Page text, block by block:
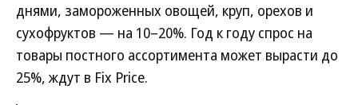
днями, замороженных овощей, круп, орехов и
сухофруктов — на 10–20%. Год к году спрос на
товары постного ассортимента может вырасти до
25%, ждут в Fix Price.